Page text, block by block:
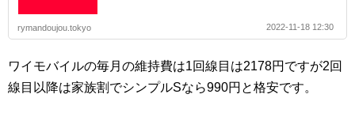
rymandoujou.tokyo 2022-11-18 12:30
ワイモバイルの毎月の維持費は1回線目は2178円ですが2回
線目以降は家族割でシンプルSなら990円と格安です。